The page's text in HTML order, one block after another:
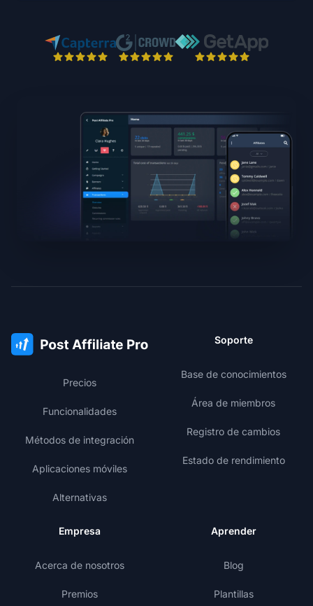
Precios
Funcionalidades
Métodos de integración
Aplicaciones móviles
Alternativas
Soporte
Base de conocimientos
Área de miembros
Registro de cambios
Estado de rendimiento
Empresa
Acerca de nosotros
Premios
Aprender
Blog
Plantillas